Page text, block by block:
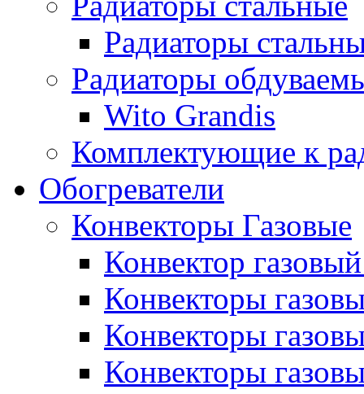
Радиаторы
Радиаторы
Wito Grandis
Комплектующие к
Обогреватели
Конвекторы Газовые
Конвектор
Конвекторы
Конвекторы
Конвекторы